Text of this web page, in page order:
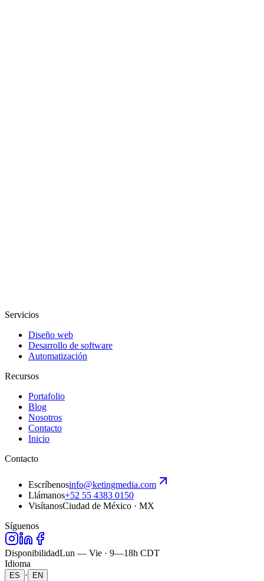
Servicios
Diseño web
Desarrollo de software
Automatización
Recursos
Portafolio
Blog
Nosotros
Contacto
Inicio
Contacto
Escríbenosinfo@ketingmedia.com
Llámanos+52 55 4383 0150
VisítanosCiudad de México · MX
Síguenos
DisponibilidadLun — Vie · 9—18h CDT
Idioma
ES · EN